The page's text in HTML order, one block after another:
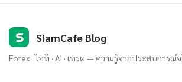
S SiamCafe Blog
Forex · ไอที · AI · เทรด — ความรู้จากประสบการ